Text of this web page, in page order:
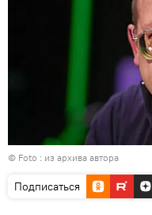
© Foto : из архива автора
Подписаться